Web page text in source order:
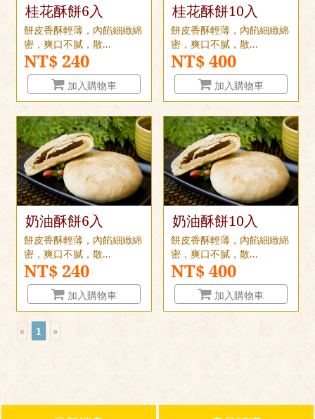
桂花酥餅6入
餅皮香酥輕薄，內餡細緻綿
密，爽口不膩，散...
NT$ 240
加入購物車
桂花酥餅10入
餅皮香酥輕薄，內餡細緻綿
密，爽口不膩，散...
NT$ 400
加入購物車
奶油酥餅6入
餅皮香酥輕薄，內餡細緻綿
密，爽口不膩，散...
NT$ 240
加入購物車
奶油酥餅10入
餅皮香酥輕薄，內餡細緻綿
密，爽口不膩，散...
NT$ 400
加入購物車
« 1 »